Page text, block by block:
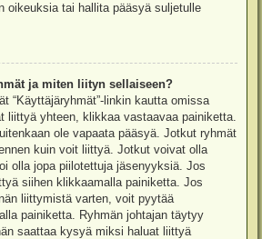
oikeuksia tai hallita pääsyä suljetulle
ja miten liityn sellaiseen?
“Käyttäjäryhmät”-linkin kautta omissa
liittyä yhteen, klikkaa vastaavaa painiketta.
ole vapaata pääsyä. Jotkut ryhmät
kuin voit liittyä. Jotkut voivat olla
olla jopa piilotettuja jäsenyyksiä. Jos
siihen klikkaamalla painiketta. Jos
liittymistä varten, voit pyytää
painiketta. Ryhmän johtajan täytyy
saattaa kysyä miksi haluat liittyä